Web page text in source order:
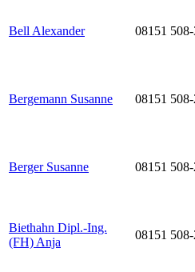
Bell Alexander 08151
Bergemann Susanne 08151 508-
Berger Susanne 08151 508-
Biethahn Dipl.-Ing.
(FH) Anja
08151